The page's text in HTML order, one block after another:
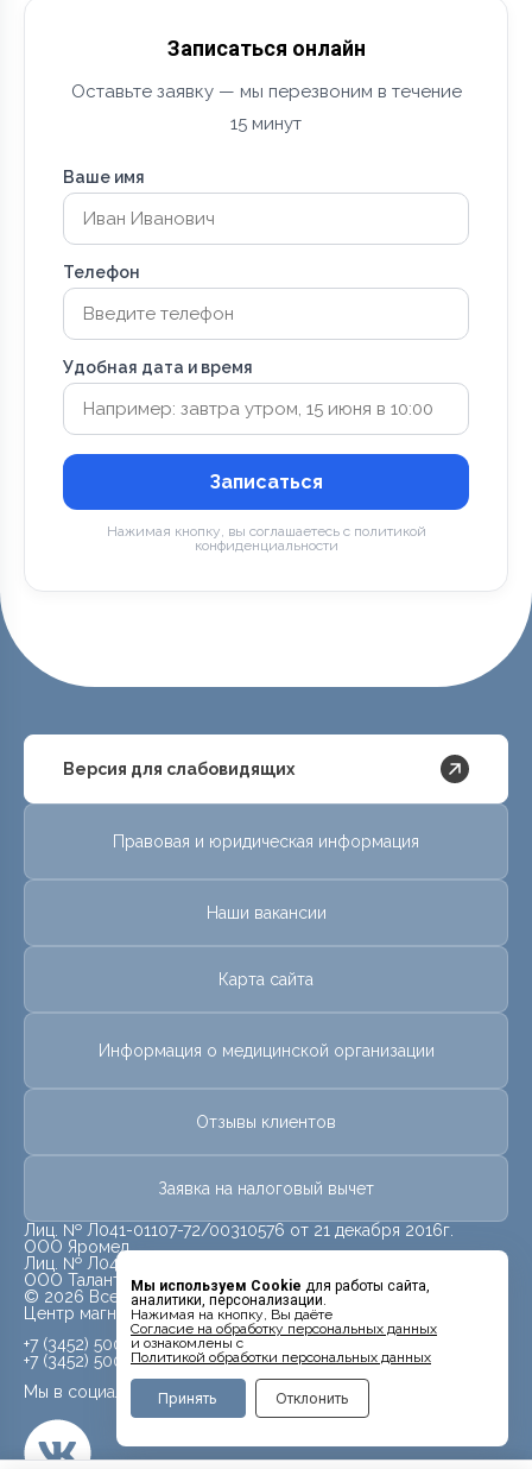
Мы используем Cookie для работы сайта,
аналитики, персонализации.
Нажимая на кнопку, Вы даёте
Cогласие на обработку персональных данных
и ознакомлены с
Политикой обработки персональных данных
Принять Отклонить
Записаться онлайн
Оставьте заявку — мы перезвоним в течение
15 минут
Ваше имя
Телефон
Удобная дата и время
Записаться
Нажимая кнопку, вы соглашаетесь с политикой
конфиденциальности
Версия для слабовидящих
Правовая и юридическая информация
Наши вакансии
Карта сайта
Информация о медицинской организации
Отзывы клиентов
Заявка на налоговый вычет
Лиц. № Л041-01107-72/00310576 от 21 декабря 2016г.
ООО Яромед
Лиц. № Л041-01107-72/00623073 от 31 октября 2022г.
ООО Талант
© 2026 Все права защищены.
Центр магнитно-резонансной томографии «МРТ Лидер»
Мы в социальных сетях
+7 (3452) 500-914
+7 (3452) 500-944